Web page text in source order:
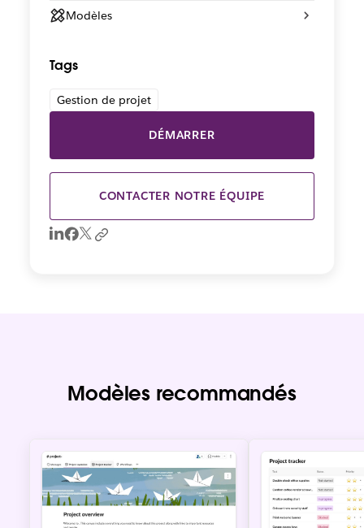
Modèles
Tags
Gestion de projet
DÉMARRER
CONTACTER NOTRE ÉQUIPE
Modèles recommandés